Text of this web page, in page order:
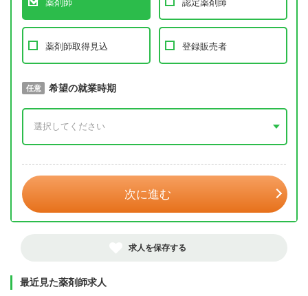
薬剤師 認定薬剤師
薬剤師取得見込 登録販売者
必須 取得予定年
任意 希望の就業時期
次に進む
求人を保存する
最近見た薬剤師求人